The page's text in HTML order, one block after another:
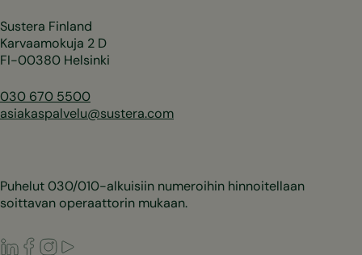
Sustera Finland
Karvaamokuja 2 D
FI-00380 Helsinki
030 670 5500
asiakaspalvelu@sustera.com
Puhelut 030/010-alkuisiin numeroihin hinnoitellaan
soittavan operaattorin mukaan.
LinkedIn
Facebook
Instagram